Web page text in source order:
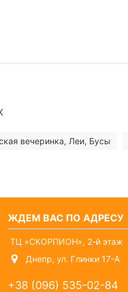
вечеринка, Леи, Бусы
ЖДЕМ ВАС ПО АДРЕСУ
ТЦ «СКОРПИОН», 2-й этаж
Днепр, ул. Глинки 17-А
+38 (096) 535-02-84